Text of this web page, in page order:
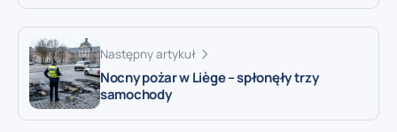
Następny artykuł
Nocny pożar w Liège – spłonęły trzy
samochody